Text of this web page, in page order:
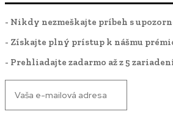
- Nikdy nezmeškajte príbeh s
- Získajte plný prístup k nášmu
- Prehliadajte zadarmo až z 5